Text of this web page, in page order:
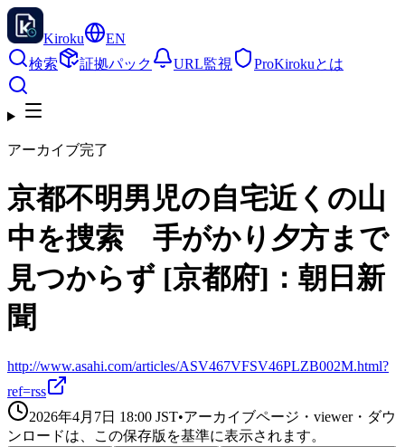
Kiroku
EN
検索
証拠パック URL監視 ProKirokuとは
アーカイブ完了
京都不明男児の自宅近くの山
中を捜索 手がかり夕方まで
見つからず [京都府]：朝日新
聞
http://www.asahi.com/articles/ASV467VFSV46PLZB002M.html?
ref=rss
2026年4月7日 18:00 JST•アーカイブページ・viewer・ダウ
ンロードは、この保存版を基準に表示されます。